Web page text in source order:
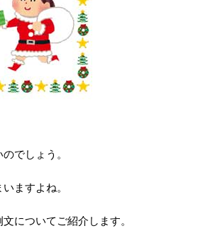
でしょう。
ますよね。
についてご紹介します。